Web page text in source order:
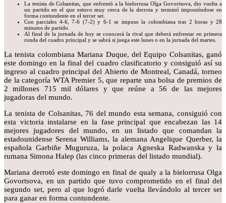
La tenista de Colsanitas, que enfrentó a la bielorrusa Olga Govortsova, dio vuelta a
un partido en el que estuvo muy cerca de la derrota y terminó imponiéndose en
forma contundente en el tercer set.
Con parciales 4-6, 7-6 (7-2) y 6-1 se impuso la colombiana tras 2 horas y 28
minutos de partido.
Al final de la jornada de hoy se conocerá la rival que deberá enfrentar en primera
ronda del cuadro principal y se sabrá si juega este lunes o en la jornada del martes.
La tenista colombiana Mariana Duque, del Equipo Colsanitas, ganó
este domingo en la final del cuadro clasificatorio y consiguió así su
ingreso al cuadro principal del Abierto de Montreal, Canadá, torneo
de la categoría WTA Premier 5, que reparte una bolsa de premios de
2 millones 715 mil dólares y que reúne a 56 de las mejores
jugadoras del mundo.
La tenista de Colsanitas, 76 del mundo esta semana, consiguió con
esta victoria instalarse en la fase principal que encabezan las 14
mejores jugadores del mundo, en un listado que comandan la
estadounidense Serena Williams, la alemana Angelique Querber, la
española Garbiñe Muguruza, la polaca Agneska Radwanska y la
rumana Simona Halep (las cinco primeras del listado mundial).
Mariana derrotó este domingo en final de qualy a la bielorrusa Olga
Govortsova, en un partido que tuvo comprometido en el final del
segundo set, pero al que logró darle vuelta llevándolo al tercer set
para ganar en forma contundente.